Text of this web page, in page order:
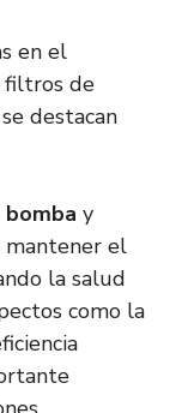
en el
filtros de
destacan
bomba y
mantener el
la salud
como la